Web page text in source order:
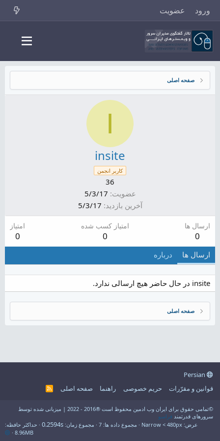
ورود عضویت
صفحه اصلی
I
insite
کاربر انجمن
36
عضویت 5/3/17
آخرین بازدید 5/3/17
ارسال ها
0
امتیاز کسب شده
0
امتیاز
0
ارسال ها درباره
insite در حال حاضر هیچ ارسالی ندارد.
صفحه اصلی
قوانین و مقرّرات
حریم خصوصی راهنما صفحه اصلی
R
©تمامی حقوق برای ایران وب ادمین محفوظ است ®2016 - 2022 | میزبانی شده توسط
سرورهای قدرتمند فراسو
عرض
مجموع داده ها 7 مجموع زمان 0.2594s
حداکثر حافظه
8.96MB